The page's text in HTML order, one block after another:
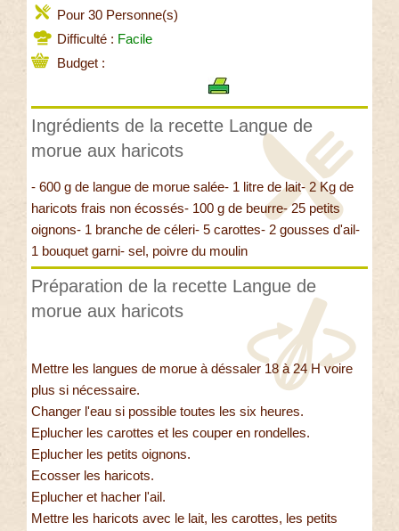
Pour 30 Personne(s)
Difficulté : Facile
Budget :
Ingrédients de la recette Langue de
morue aux haricots
- 600 g de langue de morue salée- 1 litre de lait- 2 Kg de
haricots frais non écossés- 100 g de beurre- 25 petits
oignons- 1 branche de céleri- 5 carottes- 2 gousses d'ail-
1 bouquet garni- sel, poivre du moulin
Préparation de la recette Langue de
morue aux haricots
Mettre les langues de morue à déssaler 18 à 24 H voire
plus si nécessaire.
Changer l'eau si possible toutes les six heures.
Eplucher les carottes et les couper en rondelles.
Eplucher les petits oignons.
Ecosser les haricots.
Eplucher et hacher l'ail.
Mettre les haricots avec le lait, les carottes, les petits